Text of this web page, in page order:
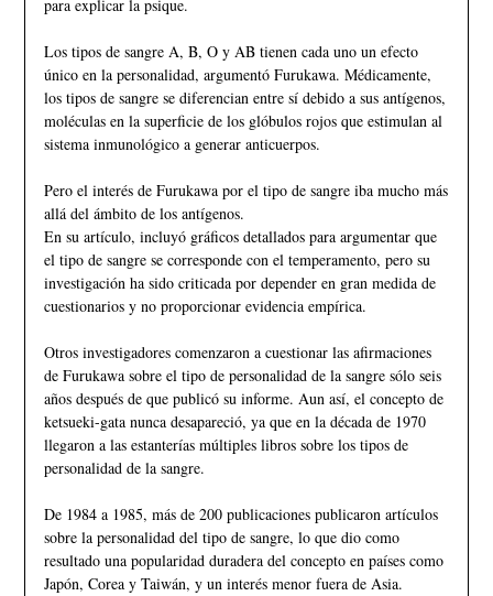
para explicar la psique.
Los tipos de sangre A, B, O y AB tienen cada uno un efecto
único en la personalidad, argumentó Furukawa. Médicamente,
los tipos de sangre se diferencian entre sí debido a sus antígenos,
moléculas en la superficie de los glóbulos rojos que estimulan al
sistema inmunológico a generar anticuerpos.
Pero el interés de Furukawa por el tipo de sangre iba mucho más
allá del ámbito de los antígenos.
En su artículo, incluyó gráficos detallados para argumentar que
el tipo de sangre se corresponde con el temperamento, pero su
investigación ha sido criticada por depender en gran medida de
cuestionarios y no proporcionar evidencia empírica.
Otros investigadores comenzaron a cuestionar las afirmaciones
de Furukawa sobre el tipo de personalidad de la sangre sólo seis
años después de que publicó su informe. Aun así, el concepto de
ketsueki-gata nunca desapareció, ya que en la década de 1970
llegaron a las estanterías múltiples libros sobre los tipos de
personalidad de la sangre.
De 1984 a 1985, más de 200 publicaciones publicaron artículos
sobre la personalidad del tipo de sangre, lo que dio como
resultado una popularidad duradera del concepto en países como
Japón, Corea y Taiwán, y un interés menor fuera de Asia.